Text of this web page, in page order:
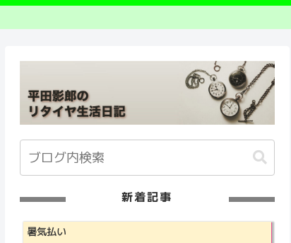
新着記事
暑気払い